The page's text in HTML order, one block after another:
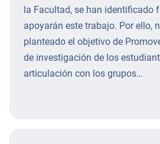
la Facultad, se han identificado
apoyarán este trabajo. Por ello,
planteado el objetivo de
de investigación de los
articulación con los grupos…